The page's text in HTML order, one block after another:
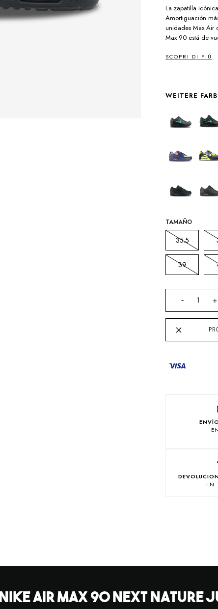
La zapatilla
Amortiguación
unidades Max Air
Max 90 está de
SCOPRI DI PIÙ
WEITERE
TAMAÑO
35.5
39
EN
NIKE AIR MAX 90 NEXT